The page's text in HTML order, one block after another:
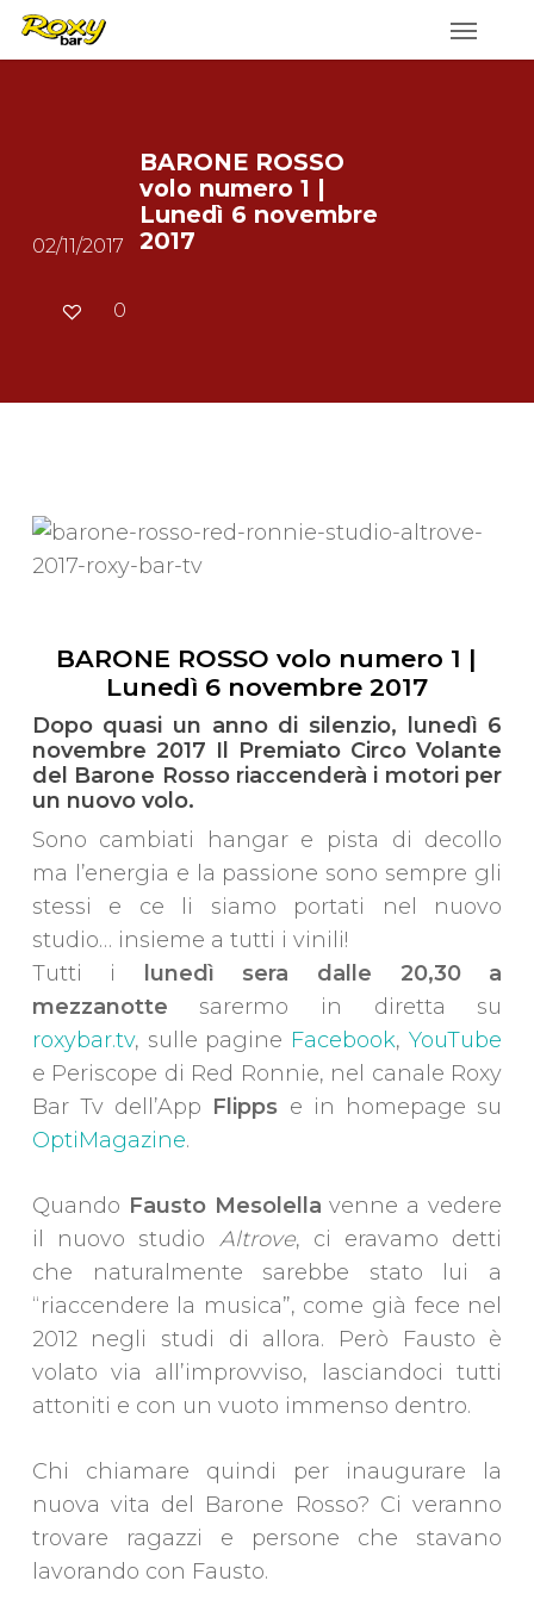
Skip
BARONE ROSSO
volo numero 1 |
Lunedì 6 novembre
2017
02/11/2017
0
BARONE ROSSO volo numero 1 |
Lunedì 6 novembre 2017
Dopo quasi un anno di silenzio, lunedì 6
novembre 2017 Il Premiato Circo Volante
del Barone Rosso riaccenderà i motori per
un nuovo volo.
Sono cambiati hangar e pista di decollo
ma l’energia e la passione sono sempre gli
stessi e ce li siamo portati nel nuovo
studio… insieme a tutti i vinili!
Tutti i
lunedì sera dalle 20,30 a
mezzanotte sarermo in diretta su
roxybar.tv, sulle pagine Facebook,YouTube
e Periscope di Red Ronnie, nel canale Roxy
Bar Tv dell’App Flipps e in homepage su
OptiMagazine.
Quando Fausto Mesolella venne a vedere
il nuovo studio Altrove, ci eravamo detti
che naturalmente sarebbe stato lui a
“riaccendere la musica”, come già fece nel
2012 negli studi di allora. Però Fausto è
volato via all’improvviso, lasciandoci tutti
attoniti e con un vuoto immenso dentro.
Chi chiamare quindi per inaugurare la
nuova vita del Barone Rosso? Ci veranno
trovare ragazzi e persone che stavano
lavorando con Fausto.